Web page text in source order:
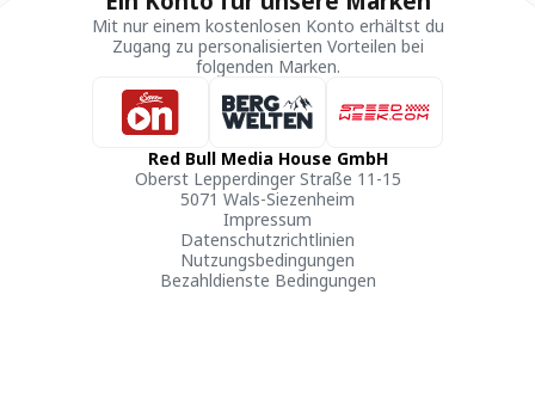
Mit nur einem kostenlosen Konto erhältst du
Zugang zu personalisierten Vorteilen bei
folgenden Marken.
Red Bull Media House GmbH
Oberst Lepperdinger Straße 11-15
5071 Wals-Siezenheim
Impressum
Datenschutzrichtlinien
Nutzungsbedingungen
Bezahldienste Bedingungen